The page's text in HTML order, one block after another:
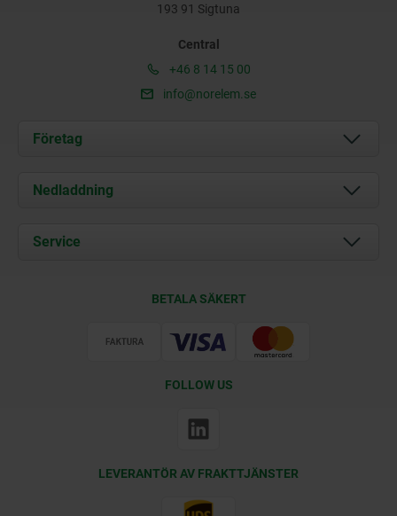
193 91 Sigtuna
Central
+46 8 14 15 00
info@norelem.se
Företag
Om oss
Kontakt
Nedladdning
Documents
Service
BETALA SÄKERT
FOLLOW US
LEVERANTÖR AV FRAKTTJÄNSTER